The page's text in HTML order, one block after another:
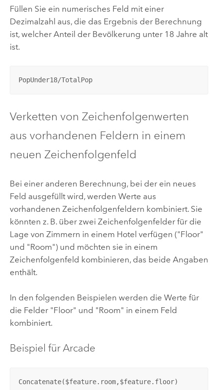
Füllen Sie ein numerisches Feld mit einer
Dezimalzahl aus, die das Ergebnis der Berechnung
ist, welcher Anteil der Bevölkerung unter 18 Jahre alt
ist.
PopUnder18/TotalPop
Verketten von Zeichenfolgenwerten
aus vorhandenen Feldern in einem
neuen Zeichenfolgenfeld
Bei einer anderen Berechnung, bei der ein neues
Feld ausgefüllt wird, werden Werte aus
vorhandenen Zeichenfolgenfeldern kombiniert. Sie
könnten z. B. über zwei Zeichenfolgenfelder für die
Lage von Zimmern in einem Hotel verfügen ("Floor"
und "Room") und möchten sie in einem
Zeichenfolgenfeld kombinieren, das beide Angaben
enthält.
In den folgenden Beispielen werden die Werte für
die Felder "Floor" und "Room" in einem Feld
kombiniert.
Beispiel fürArcade
Concatenate($feature.room,$feature.floor)